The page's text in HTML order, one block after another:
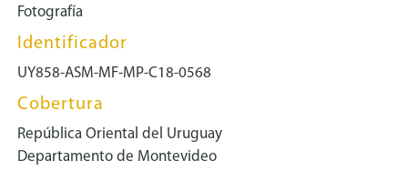
Fotografía
Identificador
UY858-ASM-MF-MP-C18-0568
Cobertura
República Oriental del Uruguay
Departamento de Montevideo